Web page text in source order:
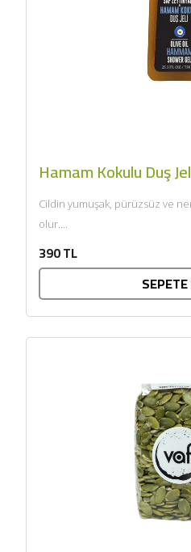
Hamam Kokulu Duş
Cildin yumuşak, pürüzsüz ve
olur....
390 TL